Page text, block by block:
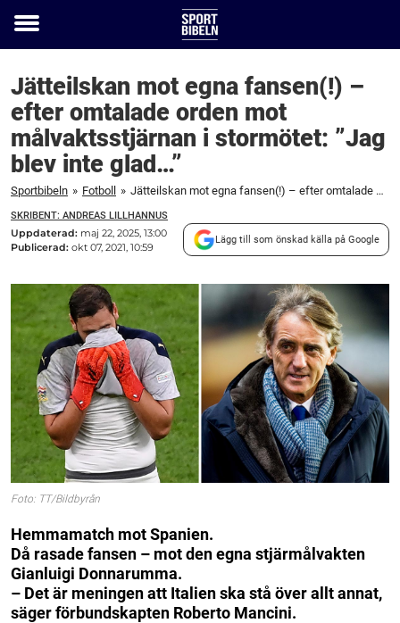
Toggle
Jätteilskan mot egna fansen(!) –
efter omtalade orden mot
målvaktsstjärnan i stormötet: ”Jag
blev inte glad…”
Sportbibeln » Fotboll » Jätteilskan mot egna fansen(!) – efter omtalade orden mot målvaktsstjärnan i stormötet: ”Jag blev inte glad...”
SKRIBENT: ANDREAS LILLHANNUS
Uppdaterad: maj 22, 2025, 13:00
Publicerad: okt 07, 2021, 10:59
Lägg till som önskad källa på Google
Foto: TT/Bildbyrån
Hemmamatch mot Spanien.
Då rasade fansen – mot den egna stjärmålvakten
Gianluigi Donnarumma.
– Det är meningen att Italien ska stå över allt annat,
säger förbundskapten Roberto Mancini.